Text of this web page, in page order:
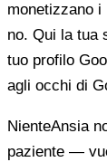
monetizzano i
no. Qui la tua
tuo profilo
agli occhi di
NienteAnsia
paziente —